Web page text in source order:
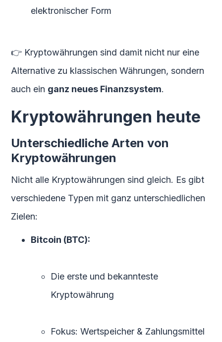
elektronischer Form
👉 Kryptowährungen sind damit nicht nur eine
Alternative zu klassischen Währungen, sondern
auch ein ganz neues Finanzsystem.
Kryptowährungen heute
Unterschiedliche Arten von
Kryptowährungen
Nicht alle Kryptowährungen sind gleich. Es gibt
verschiedene Typen mit ganz unterschiedlichen
Zielen:
Bitcoin (BTC):
Die erste und bekannteste
Kryptowährung
Fokus: Wertspeicher & Zahlungsmittel